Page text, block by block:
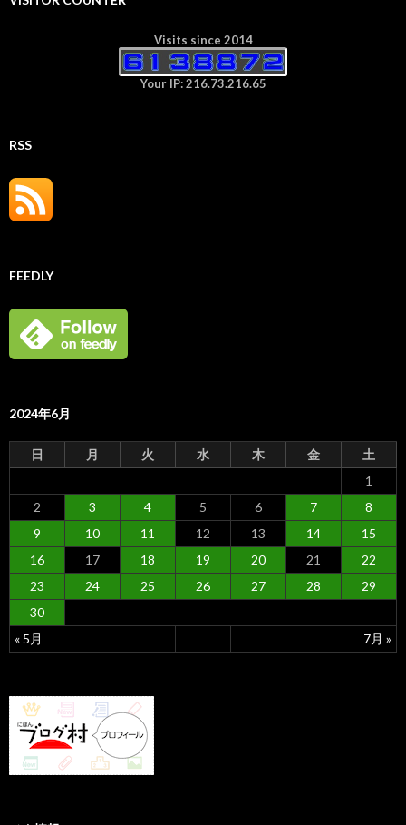
Visits since 2014
Your IP: 216.73.216.65
RSS
FEEDLY
2024年6月
日 月 火 水 木 金 土
« 5月 7月 »
1
2
3 4 5 6 7
8
9
10 11 12 13 14
15
16
17 18 19 20 21
22
23
24 25 26 27 28
29
30